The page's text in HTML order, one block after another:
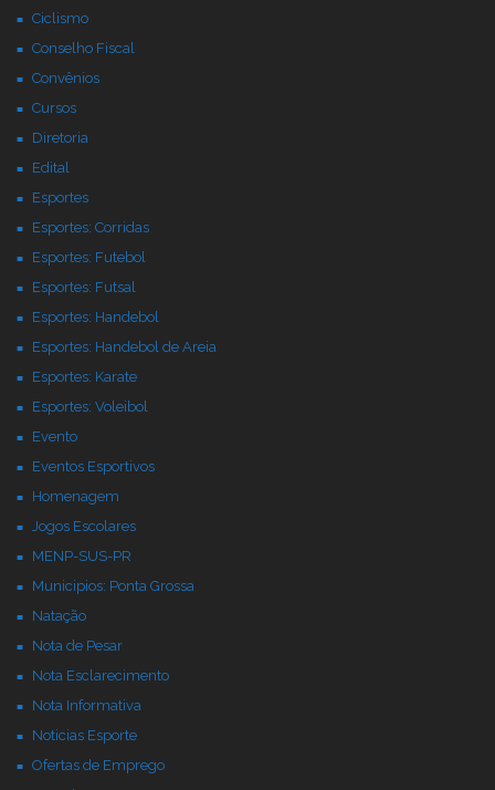
Ciclismo
Conselho Fiscal
Convênios
Cursos
Diretoria
Edital
Esportes
Esportes: Corridas
Esportes: Futebol
Esportes: Futsal
Esportes: Handebol
Esportes: Handebol de Areia
Esportes: Karate
Esportes: Voleibol
Evento
Eventos Esportivos
Homenagem
Jogos Escolares
MENP-SUS-PR
Municipios: Ponta Grossa
Natação
Nota de Pesar
Nota Esclarecimento
Nota Informativa
Noticias Esporte
Ofertas de Emprego